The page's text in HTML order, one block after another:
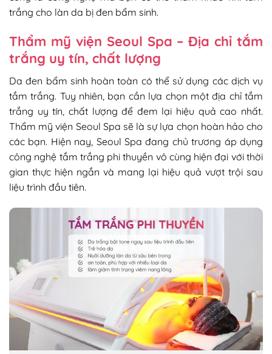
trắng cho làn da bị đen bẩm sinh.
Thẩm mỹ viện Seoul Spa – Địa chỉ tắm
trắng uy tín, chất lượng
Da đen bẩm sinh hoàn toàn có thể sử dụng các dịch vụ
tắm trắng. Tuy nhiên, bạn cần lựa chọn một địa chỉ tắm
trắng uy tín, chất lượng để đem lại hiệu quả cao nhất.
Thẩm mỹ viện Seoul Spa sẽ là sự lựa chọn hoàn hảo cho
các bạn. Hiện nay, Seoul Spa đang chủ trương áp dụng
công nghệ tắm trắng phi thuyền vô cùng hiện đại với thời
gian thực hiện ngắn và mang lại hiệu quả vượt trội sau
liệu trình đầu tiên.